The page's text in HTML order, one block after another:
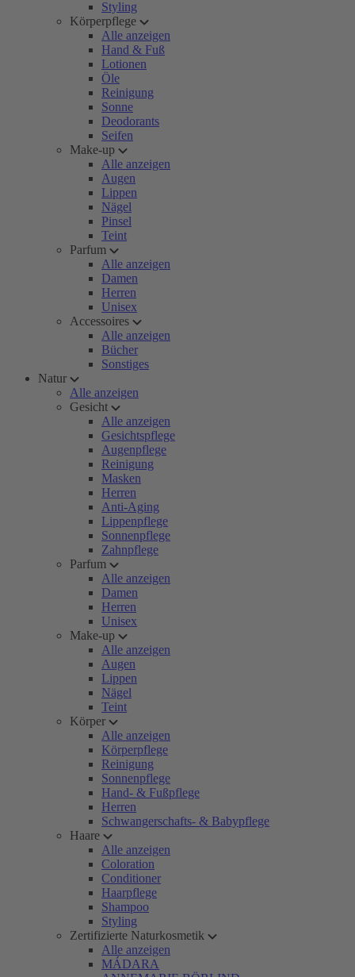
Styling
Körperpflege
Alle anzeigen
Hand & Fuß
Lotionen
Öle
Reinigung
Sonne
Deodorants
Seifen
Make-up
Alle anzeigen
Augen
Lippen
Nägel
Pinsel
Teint
Parfum
Alle anzeigen
Damen
Herren
Unisex
Accessoires
Alle anzeigen
Bücher
Sonstiges
Natur
Alle anzeigen
Gesicht
Alle anzeigen
Gesichtspflege
Augenpflege
Reinigung
Masken
Herren
Anti-Aging
Lippenpflege
Sonnenpflege
Zahnpflege
Parfum
Alle anzeigen
Damen
Herren
Unisex
Make-up
Alle anzeigen
Augen
Lippen
Nägel
Teint
Körper
Alle anzeigen
Körperpflege
Reinigung
Sonnenpflege
Hand- & Fußpflege
Herren
Schwangerschafts- & Babypflege
Haare
Alle anzeigen
Coloration
Conditioner
Haarpflege
Shampoo
Styling
Zertifizierte Naturkosmetik
Alle anzeigen
MÁDARA